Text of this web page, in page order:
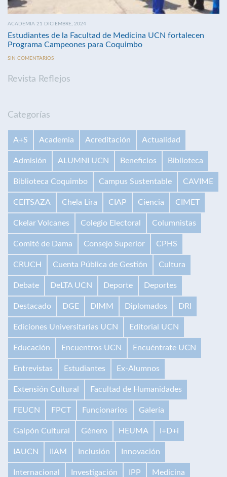
ACADEMIA 21 DICIEMBRE, 2024
Estudiantes de la Facultad de Medicina UCN fortalecen
Programa Campeones para Coquimbo
SIN COMENTARIOS
Revista Reflejos
Categorías
A+S Academia Acreditación Actualidad
Admisión ALUMNI UCN Beneficios Biblioteca
Biblioteca Coquimbo Campus Sustentable CAVIME
CEITSAZA Chela Lira CIAP Ciencia CIMET
Ckelar Volcanes Colegio Electoral Columnistas
Comité de Dama Consejo Superior CPHS
CRUCH Cuenta Pública de Gestión Cultura
Debate DeLTA UCN Deporte Deportes
Destacado DGE DIMM Diplomados DRI
Ediciones Universitarias UCN Editorial UCN
Educación Encuentros UCN Encuéntrate UCN
Entrevistas Estudiantes Ex-Alumnos
Extensión Cultural Facultad de Humanidades
FEUCN FPCT Funcionarios Galería
Galpón Cultural Género HEUMA I+D+i
IAUCN IIAM Inclusión Innovación
Internacional Investigación IPP Medicina